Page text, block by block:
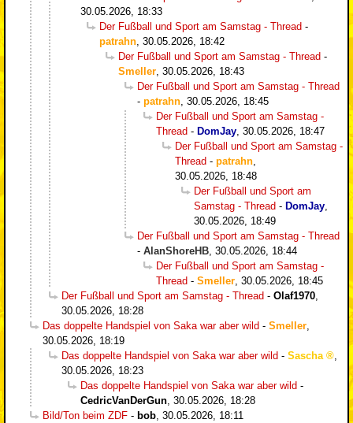
30.05.2026, 18:33
Der Fußball und Sport am Samstag - Thread -
patrahn 30.05.2026, 18:42
Der Fußball und Sport am Samstag - Thread -
Smeller 30.05.2026, 18:43
Der Fußball und Sport am Samstag - Thread
- patrahn 30.05.2026, 18:45
Der Fußball und Sport am Samstag -
Thread - DomJay 30.05.2026, 18:47
Der Fußball und Sport am Samstag -
Thread - patrahn
30.05.2026, 18:48
Der Fußball und Sport am
Samstag - Thread - DomJay
30.05.2026, 18:49
Der Fußball und Sport am Samstag - Thread
- AlanShoreHB 30.05.2026, 18:44
Der Fußball und Sport am Samstag -
Thread - Smeller 30.05.2026, 18:45
Der Fußball und Sport am Samstag - Thread - Olaf1970
30.05.2026, 18:28
Das doppelte Handspiel von Saka war aber wild - Smeller
30.05.2026, 18:19
Das doppelte Handspiel von Saka war aber wild - Sascha
30.05.2026, 18:23
Das doppelte Handspiel von Saka war aber wild -
CedricVanDerGun 30.05.2026, 18:28
Bild/Ton beim ZDF - bob 30.05.2026, 18:11